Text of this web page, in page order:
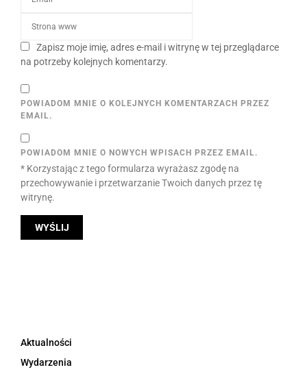
Zapisz moje imię, adres e-mail i witrynę w tej przeglądarce
na potrzeby kolejnych komentarzy.
POWIADOM MNIE O KOLEJNYCH KOMENTARZACH PRZEZ
EMAIL.
POWIADOM MNIE O NOWYCH WPISACH PRZEZ EMAIL.
* Korzystając z tego formularza wyrażasz zgodę na
przechowywanie i przetwarzanie Twoich danych przez tę
witrynę.
Aktualności
Wydarzenia